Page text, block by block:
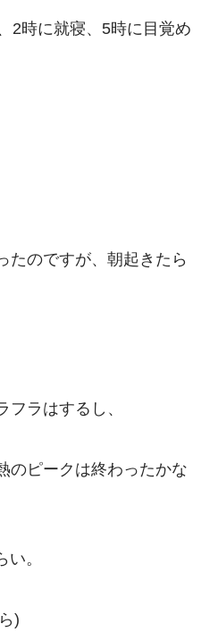
2時に就寝、5時に目覚め
たのですが、朝起きたら
フラはするし、
のピークは終わったかな
。
)